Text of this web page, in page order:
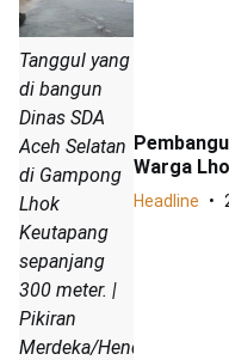
Tanggul yang
di bangun
Dinas SDA
Aceh Selatan
di Gampong
Lhok
Keutapang
sepanjang
300 meter. |
Pikiran
Merdeka/Hendrik
Warga
Headline